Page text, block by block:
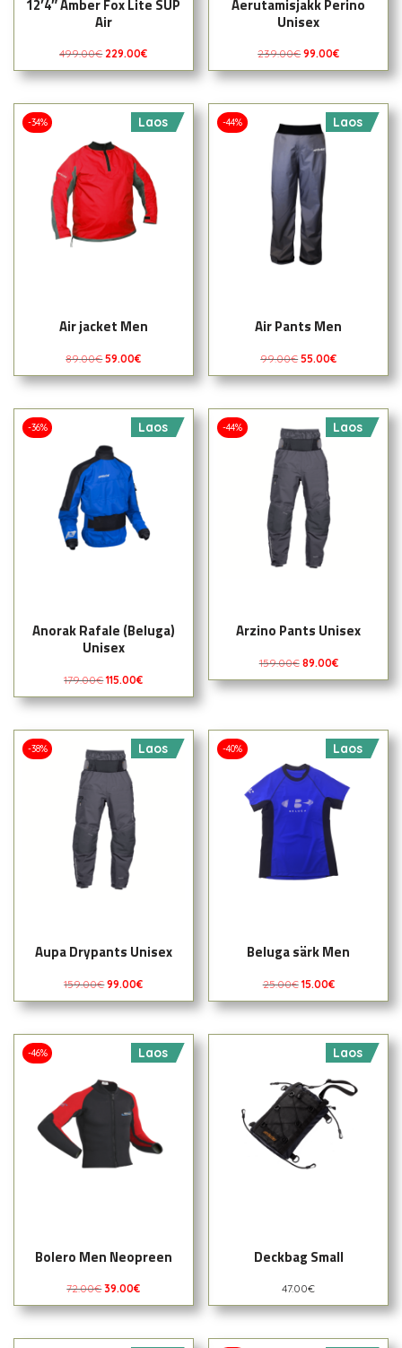
12’4″ Amber Fox Lite SUP
Air
499.00€ 229.00€
Aerutamisjakk Perino
Unisex
239.00€ 99.00€
-34% Laos
Air jacket Men
89.00€ 59.00€
-44% Laos
Air Pants Men
99.00€ 55.00€
-36% Laos
Anorak Rafale (Beluga)
Unisex
179.00€ 115.00€
-44% Laos
Arzino Pants Unisex
159.00€ 89.00€
-38% Laos
Aupa Drypants Unisex
159.00€ 99.00€
-40% Laos
Beluga särk Men
25.00€ 15.00€
-46% Laos
Bolero Men Neopreen
72.00€ 39.00€
Laos
Deckbag Small
47.00€